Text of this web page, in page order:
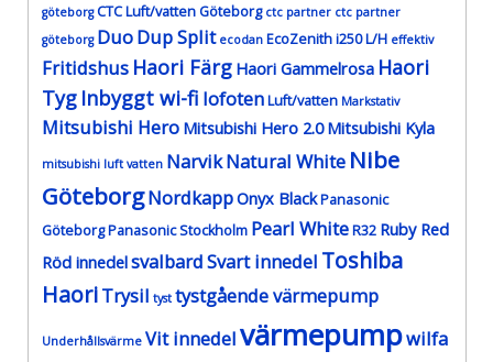
göteborg CTC Luft/vatten Göteborg ctc partner ctc partner
göteborg DuoDup Split ecodan EcoZenith i250 L/H effektiv
Fritidshus Haori Färg Haori Gammelrosa Haori
Tyg Inbyggt wi-fi lofotenLuft/vatten Markstativ
Mitsubishi Hero Mitsubishi Hero 2.0 Mitsubishi Kyla
mitsubishi luft vatten NarvikNatural White Nibe
GöteborgNordkappOnyx BlackPanasonic
GöteborgPanasonic Stockholm Pearl WhiteR32 Ruby Red
Röd innedelsvalbardSvart innedel Toshiba
HaoriTrysil tyst tystgående värmepump
Underhållsvärme Vit innedelvärmepumpwilfa